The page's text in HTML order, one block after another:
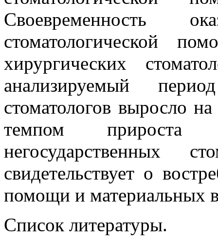
Своевременность
стоматологической
хирургических
анализируемый
стоматологов
темпом
негосударственных
свидетельствует о
помощи и материальных
Список литературы.